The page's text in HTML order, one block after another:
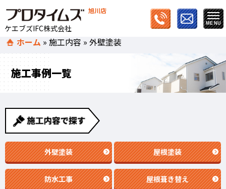
旭川店
ケエブズIFC株式会社
ホーム »施工内容 »外壁塗装
施工事例一覧
外壁塗装 屋根塗装
防水工事 屋根葺き替え